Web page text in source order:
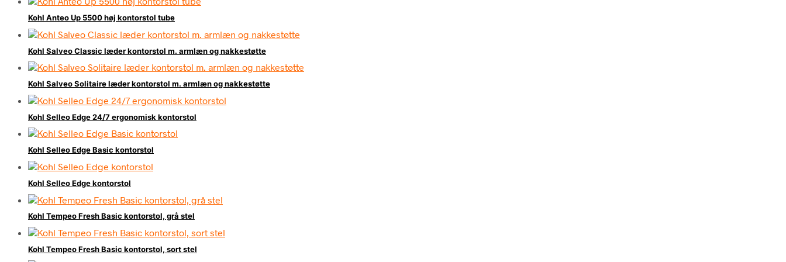
Kohl Anteo Up 5500 høj kontorstol tube
Kohl Salveo Classic læder kontorstol m. armlæn og nakkestøtte
Kohl Salveo Solitaire læder kontorstol m. armlæn og nakkestøtte
Kohl Selleo Edge 24/7 ergonomisk kontorstol
Kohl Selleo Edge Basic kontorstol
Kohl Selleo Edge kontorstol
Kohl Tempeo Fresh Basic kontorstol, grå stel
Kohl Tempeo Fresh Basic kontorstol, sort stel